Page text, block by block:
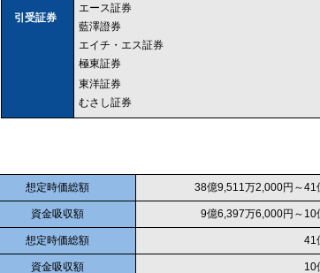
引受証券
エース証券
藍澤證券
エイチ・エス証券
極東証券
東洋証券
むさし証券
想定時価総額 38億9,511万2,000円～41
資金吸収額 9億6,397万6,000円～10
想定時価総額 41
資金吸収額 10